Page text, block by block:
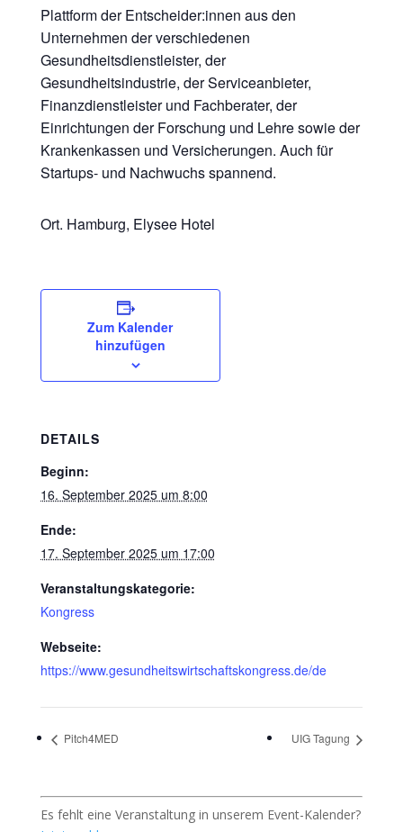
Plattform der Entscheider:innen aus den
Unternehmen der verschiedenen
Gesundheitsdienstleister, der
Gesundheitsindustrie, der Serviceanbieter,
Finanzdienstleister und Fachberater, der
Einrichtungen der Forschung und Lehre sowie der
Krankenkassen und Versicherungen. Auch für
Startups- und Nachwuchs spannend.
Ort. Hamburg, Elysee Hotel
Zum Kalender
hinzufügen
DETAILS
Beginn:
16. September 2025 um 8:00
Ende:
17. September 2025 um 17:00
Veranstaltungskategorie:
Kongress
Webseite:
https://www.gesundheitswirtschaftskongress.de/de
Pitch4MED UIG Tagung
Es fehlt eine Veranstaltung in unserem Event-Kalender?